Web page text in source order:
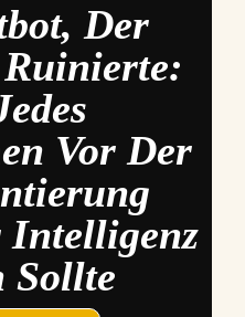
Der
Vor Der
Sollte